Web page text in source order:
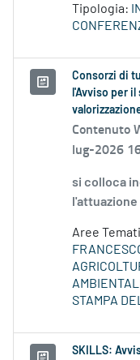
Tipologia:
Consorzi di
l'Avviso per
Contenuto
lug-2026
si colloca
Aree
STAMPA
SKILLS: